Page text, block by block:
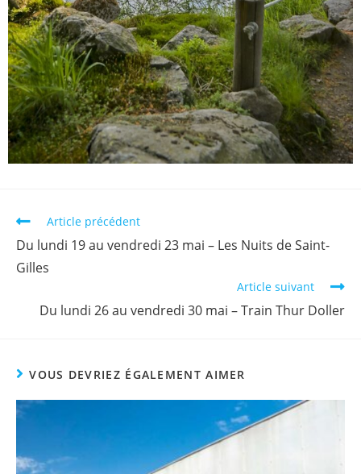
Article précédent
Du lundi 19 au vendredi 23 mai – Les Nuits de Saint-
Gilles
Article suivant
Du lundi 26 au vendredi 30 mai – Train Thur Doller
VOUS DEVRIEZ ÉGALEMENT AIMER